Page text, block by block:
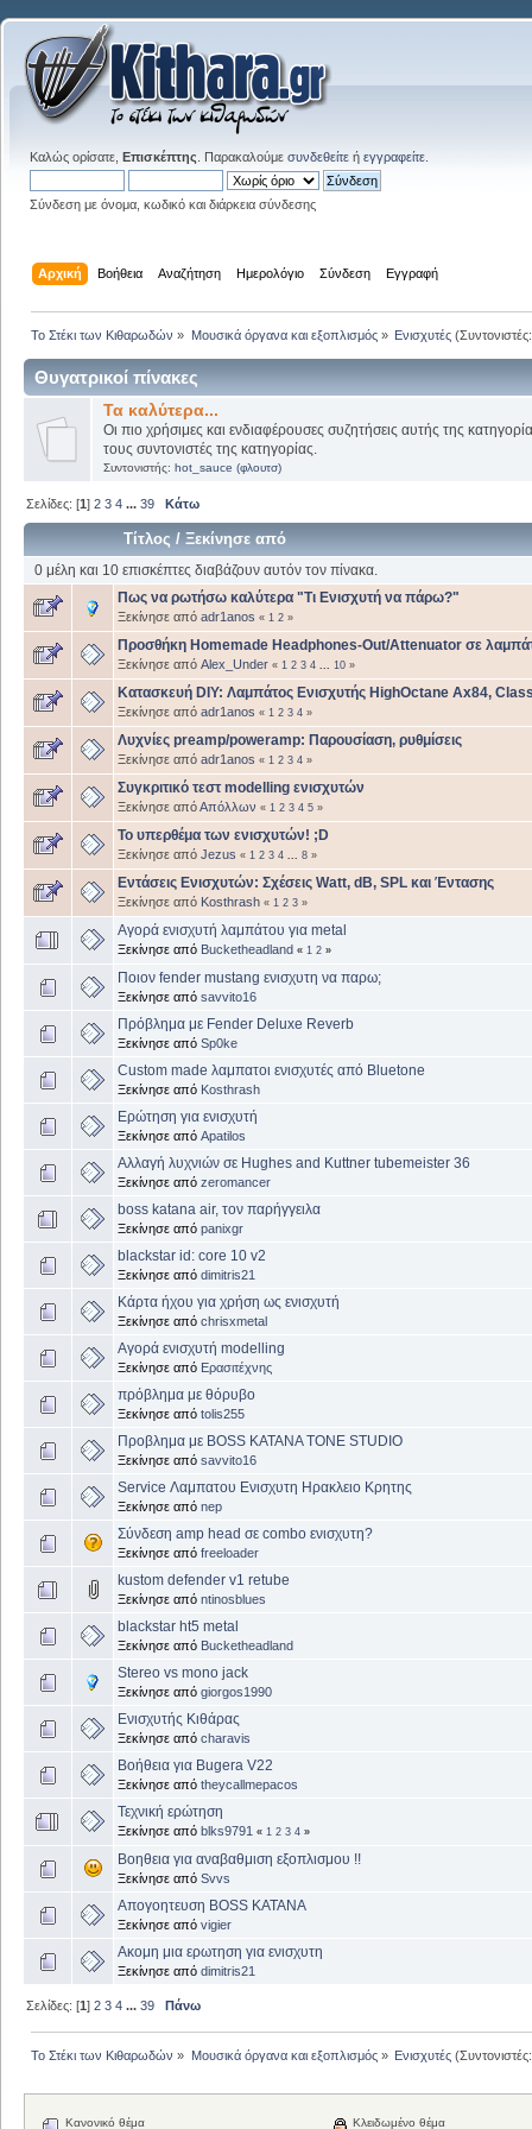
Καλώς ορίσατε, Επισκέπτης . Παρακαλούμε συνδεθείτε ή εγγραφείτε
Σύνδεση με όνομα, κωδικό και διάρκεια σύνδεσης
Αρχική Βοήθεια Αναζήτηση Ημερολόγιο Σύνδεση Εγγραφή
Το Στέκι των Κιθαρωδών » Μουσικά όργανα και εξοπλισμός» Ενισχυτές
Θυγατρικοί πίνακες
Τα καλύτερα...
Οι πιο χρήσιμες και ενδιαφέρουσες συζητήσεις αυτής της
τους συντονιστές της κατηγορίας.
Συντονιστής: hot_sauce (φλουτσ)
Σελίδες: [1]2 3 4 ...39 Κάτω
Τίτλος /Ξεκίνησε από
0 μέλη και 10 επισκέπτες διαβάζουν αυτόν τον πίνακα.
Πως να ρωτήσω καλύτερα "Τι Ενισχυτή να πάρω?"
Ξεκίνησε από adr1anos « 1 2 »
Προσθήκη Homemade Headphones-Out/Attenuator σε
Ξεκίνησε από Alex_Under « 1 2 3 4 ... 10 »
Κατασκευή DIY: Λαμπάτος Ενισχυτής HighOctane Ax84,
Ξεκίνησε από adr1anos « 1 2 3 4 »
Λυχνίες preamp/poweramp: Παρουσίαση, ρυθμίσεις
Ξεκίνησε από adr1anos « 1 2 3 4 »
Συγκριτικό τεστ modelling ενισχυτών
Ξεκίνησε απόΑπόλλων « 1 2 3 4 5 »
Το υπερθέμα των ενισχυτών! ;D
Ξεκίνησε από Jezus « 1 2 3 4 ... 8 »
Εντάσεις Ενισχυτών: Σχέσεις Watt, dB, SPL και Έντασης
Ξεκίνησε από Kosthrash « 1 2 3 »
Αγορά ενισχυτή λαμπάτου για metal
Ξεκίνησε από Bucketheadland « 1 2 »
Ποιον fender mustang ενισχυτη να παρω;
Ξεκίνησε από savvito16
Πρόβλημα με Fender Deluxe Reverb
Ξεκίνησε από Sp0ke
Custom made λαμπατοι ενισχυτές από Bluetone
Ξεκίνησε από Kosthrash
Ερώτηση για ενισχυτή
Ξεκίνησε από Apatilos
Αλλαγή λυχνιών σε Hughes and Kuttner tubemeister 36
Ξεκίνησε από zeromancer
boss katana air, τον παρήγγειλα
Ξεκίνησε από panixgr
blackstar id: core 10 v2
Ξεκίνησε από dimitris21
Κάρτα ήχου για χρήση ως ενισχυτή
Ξεκίνησε από chrisxmetal
Αγορά ενισχυτή modelling
Ξεκίνησε από Ερασιτέχνης
πρόβλημα με θόρυβο
Ξεκίνησε από tolis255
Προβλημα με BOSS KATANA TONE STUDIO
Ξεκίνησε από savvito16
Service Λαμπατου Ενισχυτη Ηρακλειο Κρητης
Ξεκίνησε από nep
Σύνδεση amp head σε combo ενισχυτη?
Ξεκίνησε από freeloader
kustom defender v1 retube
Ξεκίνησε από ntinosblues
blackstar ht5 metal
Ξεκίνησε από Bucketheadland
Stereo vs mono jack
Ξεκίνησε από giorgos1990
Ενισχυτής Κιθάρας
Ξεκίνησε από charavis
Βοήθεια για Bugera V22
Ξεκίνησε από theycallmepacos
Τεχνική ερώτηση
Ξεκίνησε από blks9791 « 1 2 3 4 »
Βοηθεια για αναβαθμιση εξοπλισμου !!
Ξεκίνησε από Svvs
Απογοητευση BOSS KATANA
Ξεκίνησε από vigier
Ακομη μια ερωτηση για ενισχυτη
Ξεκίνησε από dimitris21
Σελίδες: [1]2 3 4 ...39 Πάνω
Το Στέκι των Κιθαρωδών » Μουσικά όργανα και εξοπλισμός» Ενισχυτές
Κανονικό θέμα Κλειδωμένο θέμα